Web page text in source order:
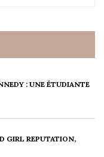
: UNE ÉTUDIANTE
GIRL REPUTATION,